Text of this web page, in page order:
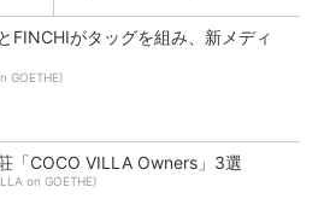
FINCHIがタッグを組み、新メディ
GOETHE)
「COCO VILLA Owners」3選
on GOETHE)